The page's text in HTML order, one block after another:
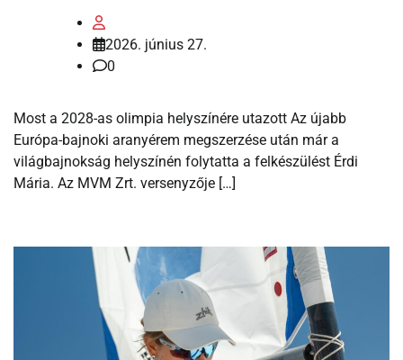
2026. június 27.
0
Most a 2028-as olimpia helyszínére utazott Az újabb
Európa-bajnoki aranyérem megszerzése után már a
világbajnokság helyszínén folytatta a felkészülést Érdi
Mária. Az MVM Zrt. versenyzője […]